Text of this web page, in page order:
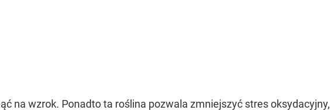
na wzrok. Ponadto ta roślina pozwala zmniejszyć stres